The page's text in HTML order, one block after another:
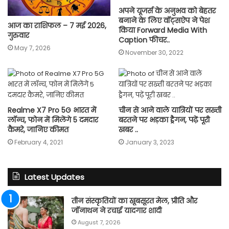
आज का राशिफल – 7 मई 2026,
गुरुवार
May 7, 2026
अपने यूजर्स के अनुभव को बेहतर
बनाने के लिए वॉट्सऐप ने पेश
किया Forward Media With
Caption फीचर..
November 30, 2022
Realme X7 Pro 5G भारत में
लॉन्च, फोन में मिलेंगे 5 दमदार
कैमरे, जानिए कीमत
February 4, 2021
चीन से आने वाले यात्रियों पर सख्ती
बरतने पर भड़का ड्रैगन, पढ़ें पूरी
खबर ..
January 3, 2023
Latest Updates
तीन संस्कृतियों का खूबसूरत मेल, प्रीति और
जॉनाथन ने रचाई यादगार शादी
August 7, 2026